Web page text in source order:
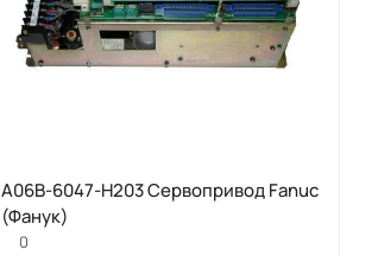
A06B-6047-H203 Сервопривод Fanuc
(Фанук)
0